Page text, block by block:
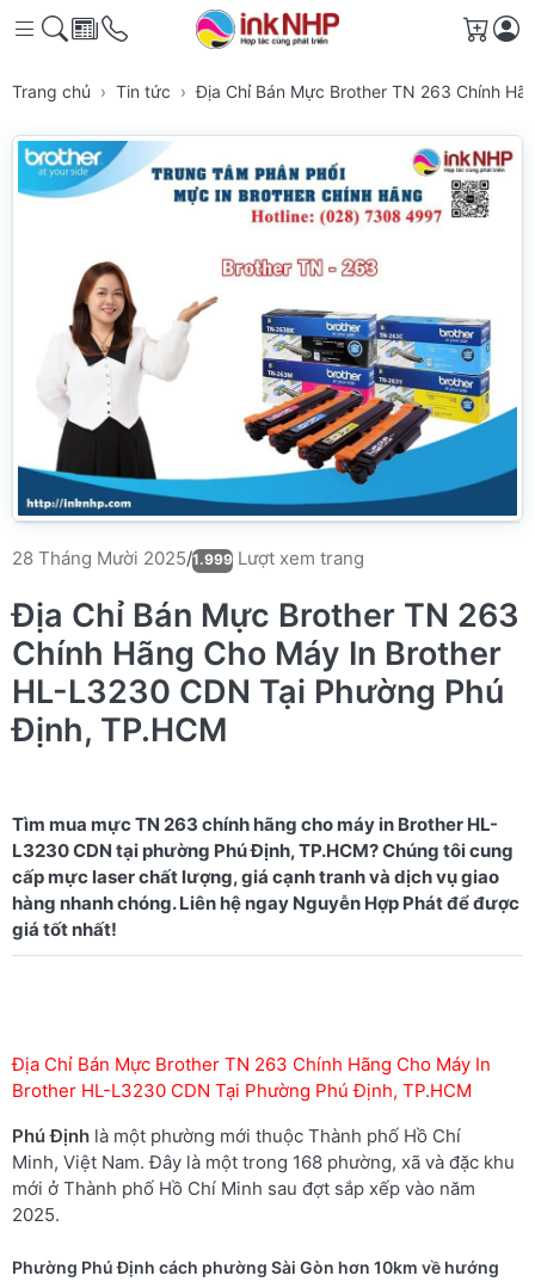
Giỏ
Trang chủ Tin tức Địa Chỉ Bán Mực Brother TN 263 Chính
28 Tháng Mười 2025/1.999 Lượt xem trang
Địa Chỉ Bán Mực Brother TN 263
Chính Hãng Cho Máy In Brother
HL-L3230 CDN Tại Phường Phú
Định, TP.HCM
Tìm mua mực TN 263 chính hãng cho máy in Brother HL-
L3230 CDN tại phường Phú Định, TP.HCM? Chúng tôi cung
cấp mực laser chất lượng, giá cạnh tranh và dịch vụ giao
hàng nhanh chóng. Liên hệ ngay Nguyễn Hợp Phát để được
Địa Chỉ Bán Mực Brother TN 263 Chính Hãng Cho Máy In
Brother HL-L3230 CDN Tại Phường Phú Định, TP.HCM
Phú Định là một phường mới thuộc Thành phố Hồ Chí
Minh, Việt Nam. Đây là một trong 168 phường, xã và đặc khu
mới ở Thành phố Hồ Chí Minh sau đợt sắp xếp vào năm
2025.
Phường Phú Định cách phường Sài Gòn hơn 10km về hướng